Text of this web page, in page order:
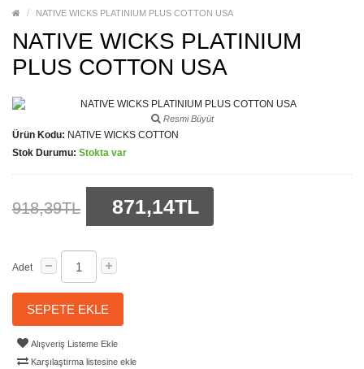
NATIVE WICKS PLATINIUM PLUS COTTON USA
NATIVE WICKS PLATINIUM
PLUS COTTON USA
Resmi Büyüt
Ürün Kodu: NATIVE WICKS COTTON
Stok Durumu: Stokta var
918,39TL 871,14TL
Adet
SEPETE EKLE
Alışveriş Listeme Ekle
Karşılaştırma listesine ekle